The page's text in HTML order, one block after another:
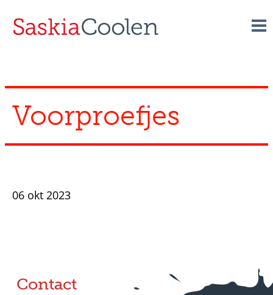
content
Voorproefjes
06 okt 2023
Contact